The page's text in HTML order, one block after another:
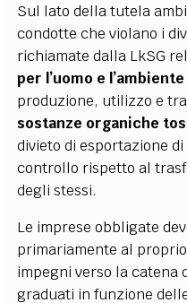
Sul lato della tutela
condotte che violano i
richiamate dalla LkSG
per l’uomo e l’ambiente
produzione, utilizzo e
sostanze organiche
divieto di esportazione di
controllo rispetto al
degli stessi.
Le imprese obbligate
primariamente al
impegni verso la catena
graduati in funzione